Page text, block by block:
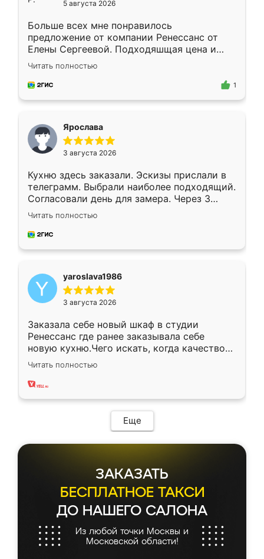
5 августа 2026
Больше всех мне понравилось
предложение от компании Ренессанс от
Елены Сергеевой. Подходяшщая цена и
короткие сроки изготовления. Приехавший
для замера сотрудник Владислав
предложил по моему эскизу самый
Читать полностью
1
Ярослава
3 августа 2026
Кухню здесь заказали. Эскизы прислали в
телеграмм. Выбрали наиболее подходящий.
Согласовали день для замера. Через 3
недели кухня была уже готова. Остались
довольны работой. Спасибо Ренессанс
мебель за качественную работу!
Читать полностью
yaroslava1986
3 августа 2026
Заказала себе новый шкаф в студии
Ренессанс где ранее заказывала себе
новую кухню.Чего искать, когда качеством
вполне довольна. Служит кухня уже почти
два года, нареканий нет.
Читать полностью
Еще
ЗАКАЗАТЬ
БЕСПЛАТНОЕ ТАКСИ
ДО НАШЕГО САЛОНА
Из любой точки Москвы и
Московской области!